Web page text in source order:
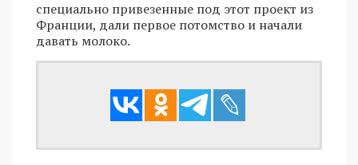
специально привезенные под этот проект из
Франции, дали первое потомство и начали
давать молоко.